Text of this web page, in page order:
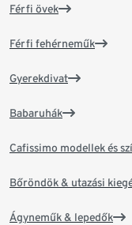
Férfi övek
Férfi fehérneműk
Gyerekdivat
Babaruhák
Cafissimo modellek és
Bőröndök & utazási
Ágyneműk & lepedők